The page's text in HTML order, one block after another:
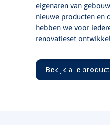
eigenaren van
nieuwe producten en
hebben we voor
renovatieset
Bekijk alle